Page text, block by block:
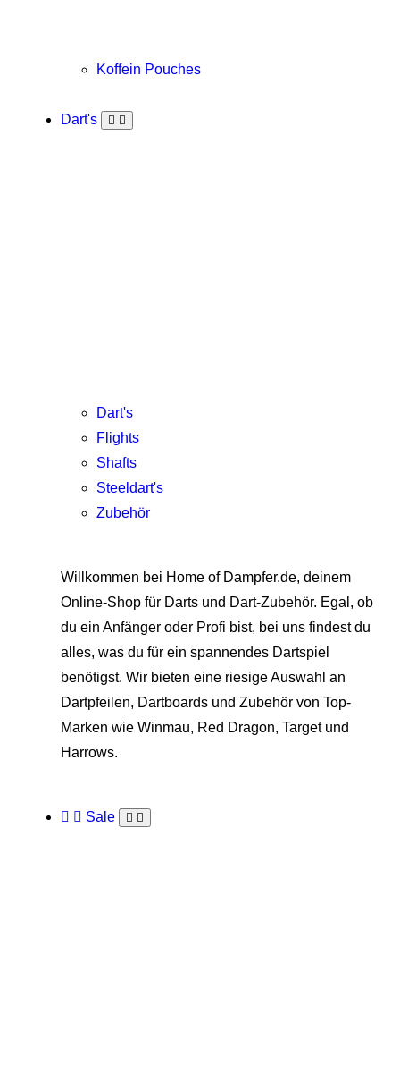
Koffein Pouches
Dart's
Dart's
Flights
Shafts
Steeldart's
Zubehör
Willkommen bei Home of Dampfer.de, deinem
Online-Shop für Darts und Dart-Zubehör. Egal, ob
du ein Anfänger oder Profi bist, bei uns findest du
alles, was du für ein spannendes Dartspiel
benötigst. Wir bieten eine riesige Auswahl an
Dartpfeilen, Dartboards und Zubehör von Top-
Marken wie Winmau, Red Dragon, Target und
Harrows.
Sale